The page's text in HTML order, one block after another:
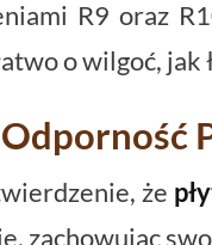
R9 oraz
o wilgoć, jak
że
zachowując